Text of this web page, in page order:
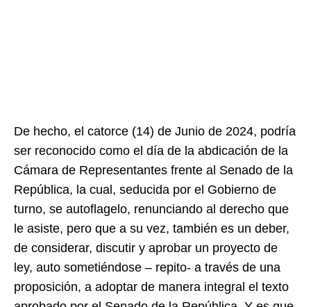
De hecho, el catorce (14) de Junio de 2024, podría
ser reconocido como el día de la abdicación de la
Cámara de Representantes frente al Senado de la
República, la cual, seducida por el Gobierno de
turno, se autoflagelo, renunciando al derecho que
le asiste, pero que a su vez, también es un deber,
de considerar, discutir y aprobar un proyecto de
ley, auto sometiéndose – repito- a través de una
proposición, a adoptar de manera integral el texto